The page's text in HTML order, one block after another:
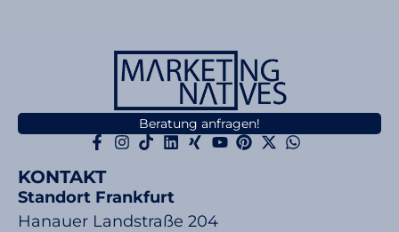
Beratung anfragen!
KONTAKT
Standort Frankfurt
Hanauer Landstraße 204